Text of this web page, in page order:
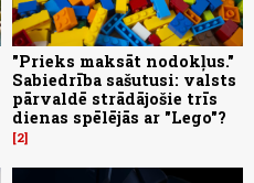
"Prieks maksāt nodokļus."
Sabiedrība sašutusi: valsts
pārvaldē strādājošie trīs
dienas spēlējās ar "Lego"?
2